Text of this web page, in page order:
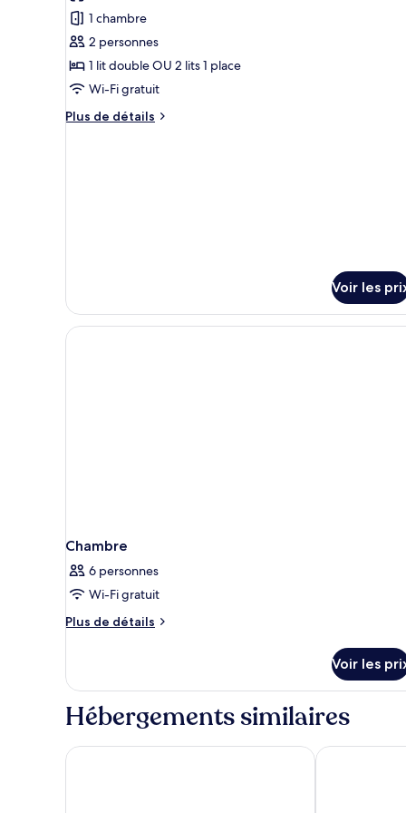
Affaires
photos
pour
ce
type
chambre :
1 chambre
2 personnes
1 lit double OU 2 lits 1 place
Wi-Fi gratuit
Plus de détails
Plus
Voir les
Chambre
6 personnes
Wi-Fi gratuit
Plus de détails
Plus
le
type
de
Chambre
Voir les
Hébergements similaires
Residhome Paris Senart Hôtel